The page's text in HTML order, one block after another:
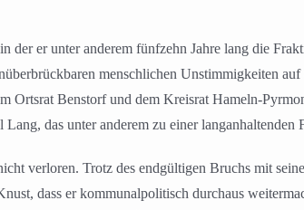
er unter anderem fünfzehn Jahre lang die
menschlichen Unstimmigkeiten
Ortsrat Benstorf und dem Kreisrat Hameln-
das unter anderem zu einer
verloren. Trotz des endgültigen Bruchs mit
dass er kommunalpolitisch durchaus